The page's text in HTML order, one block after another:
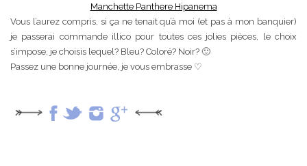
Manchette Panthere Hipanema
Vous l’aurez compris, si ça ne tenait qu’à moi (et pas à mon banquier)
je passerai commande illico pour toutes ces jolies pièces, le choix
s’impose, je choisis lequel? Bleu? Coloré? Noir? 🙂
Passez une bonne journée, je vous embrasse ♡